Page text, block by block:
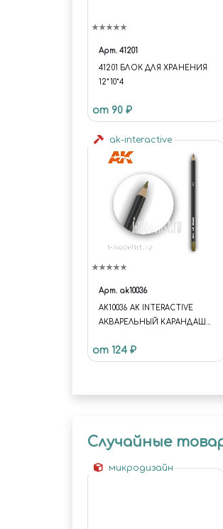
Арт. 41201
41201 БЛОК ДЛЯ ХРАНЕНИЯ
12*10*4
от 90 ₽
ak-interactive
Арт. ak10036
AK10036 AK INTERACTIVE
АКВАРЕЛЬНЫЙ КАРАНДАШ
PENCIL BRONZE
от 124 ₽
Случайные
микродизайн